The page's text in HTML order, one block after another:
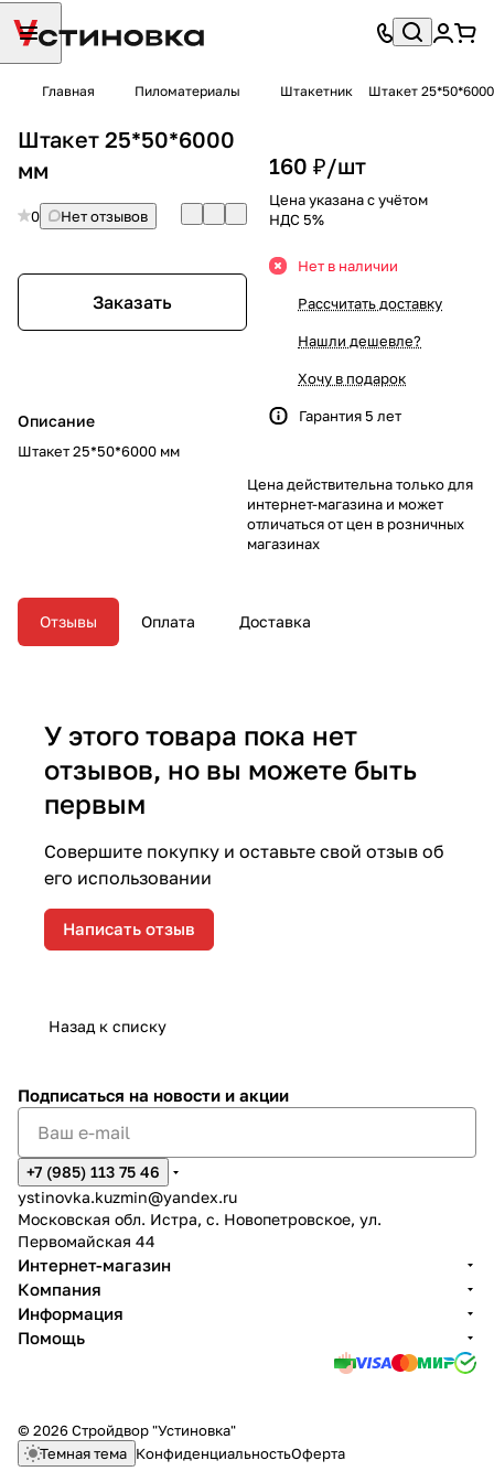
Главная Пиломатериалы Штакетник Штакет
Штакет 25*50*6000
мм
0 Нет отзывов
Заказать
Описание
Штакет 25*50*6000 мм
160 ₽/шт
Цена указана с учётом
НДС 5%
Нет в наличии
Рассчитать доставку
Нашли дешевле?
Хочу в подарок
Гарантия 5 лет
Цена действительна только для
интернет-магазина и может
отличаться от цен в розничных
магазинах
Отзывы Оплата Доставка
У этого товара пока нет
отзывов, но вы можете быть
первым
Совершите покупку и оставьте свой отзыв об
его использовании
Написать отзыв
Назад к списку
Подписаться на новости и акции
+7 (985) 113 75 46
ystinovka.kuzmin@yandex.ru
Московская обл. Истра, с. Новопетровское, ул.
Первомайская 44
Интернет-магазин
Компания
Информация
Помощь
© 2026 Стройдвор "Устиновка"
Темная тема КонфиденциальностьОферта